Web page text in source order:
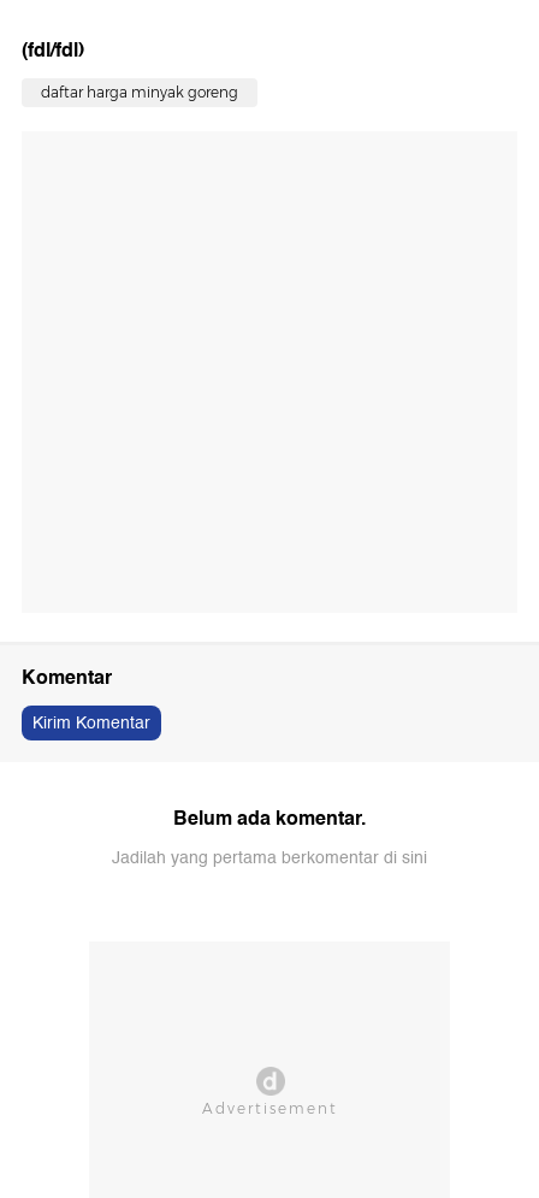
(fdl/fdl)
daftar harga minyak goreng
Komentar
Kirim Komentar
Belum ada komentar.
Jadilah yang pertama berkomentar di sini